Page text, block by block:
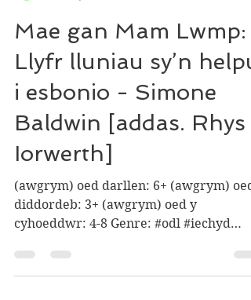
3 min read
Mae gan Mam Lwmp:
Llyfr lluniau sy’n helpu
i esbonio - Simone
Baldwin [addas. Rhys
Iorwerth]
(awgrym) oed darllen: 6+ (awgrym) oed
diddordeb: 3+ (awgrym) oed y
cyhoeddwr: 4-8 Genre: #odl #iechyd